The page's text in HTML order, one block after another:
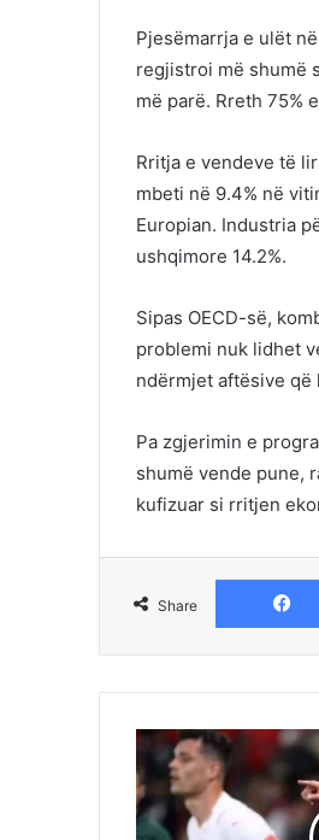
Pjesëmarrja e ulët
regjistroi më shumë
më parë. Rreth 75%
Rritja e vendeve të
mbeti në 9.4% në
Europian. Industria
ushqimore 14.2%.
Sipas OECD-së,
problemi nuk lidhet
ndërmjet aftësive
Pa zgjerimin e
shumë vende pune,
kufizuar si rritjen
Share